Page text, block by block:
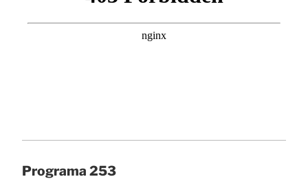
Programa 253